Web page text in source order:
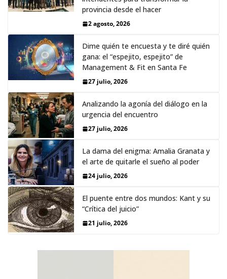
provincia desde el hacer
2 agosto, 2026
Dime quién te encuesta y te diré quién
gana: el “espejito, espejito” de
Management & Fit en Santa Fe
27 julio, 2026
Analizando la agonía del diálogo en la
urgencia del encuentro
27 julio, 2026
La dama del enigma: Amalia Granata y
el arte de quitarle el sueño al poder
24 julio, 2026
El puente entre dos mundos: Kant y su
“Crítica del juicio”
21 julio, 2026